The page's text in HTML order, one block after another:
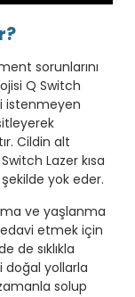
sorunlarını
Q Switch
istenmeyen
Cildin alt
Lazer kısa
yok eder.
ve yaşlanma
etmek için
de sıklıkla
doğal yollarla
solup